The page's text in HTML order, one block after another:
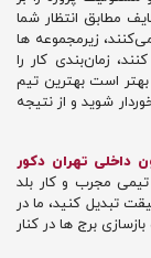
مطابق انتظار شما
زیرمجموعه‌ ها
زمان‌بندی کار را
است بهترین تیم
شوید و از نتیجه
داخلی تهران دکور
تیمی مجرب و کار بلد
تبدیل کنید، ما در
برج ها در کنار